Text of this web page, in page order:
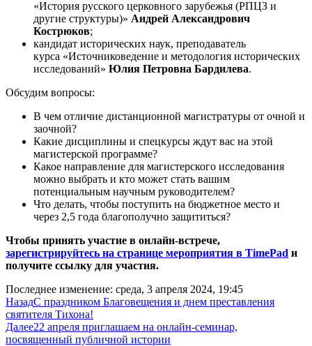
«История русского церковного зарубежья (РПЦЗ и
другие структуры)» Андрей Александрович
Кострюков;
кандидат исторических наук, преподаватель
курса «Источниковедение и методология исторических
исследований» Юлия Петровна Бардилева.
Обсудим вопросы:
В чем отличие дистанционной магистратуры от очной и
заочной?
Какие дисциплины и спецкурсы ждут вас на этой
магистерской программе?
Какое направление для магистерского исследования
можно выбрать и кто может стать вашим
потенциальным научным руководителем?
Что делать, чтобы поступить на бюджетное место и
через 2,5 года благополучно защититься?
Чтобы принять участие в онлайн-встрече,
зарегистрируйтесь на странице мероприятия в TimePad и
получите ссылку для участия.
Последнее изменение: среда, 3 апреля 2024, 19:45
НазадС праздником Благовещения и днем преставления
святителя Тихона!
Далее22 апреля приглашаем на онлайн-семинар,
посвященный публичной истории